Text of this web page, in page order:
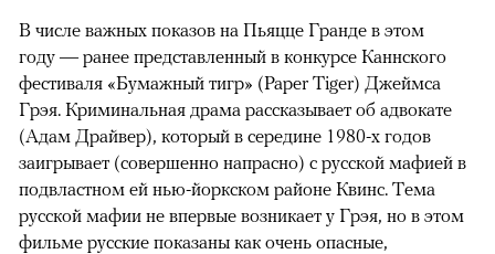
В числе важных показов на Пьяцце Гранде в этом
году — ранее представленный в конкурсе Каннского
фестиваля «Бумажный тигр» (Paper Tiger) Джеймса
Грэя. Криминальная драма рассказывает об адвокате
(Адам Драйвер), который в середине 1980-х годов
заигрывает (совершенно напрасно) с русской мафией в
подвластном ей нью-йоркском районе Квинс. Тема
русской мафии не впервые возникает у Грэя, но в этом
фильме русские показаны как очень опасные,